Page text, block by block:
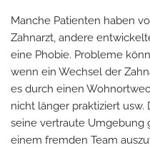
Manche Patienten haben
Zahnarzt, andere
eine Phobie. Probleme
wenn ein Wechsel der
es durch einen
nicht länger praktiziert
seine vertraute Umgebung
einem fremden Team